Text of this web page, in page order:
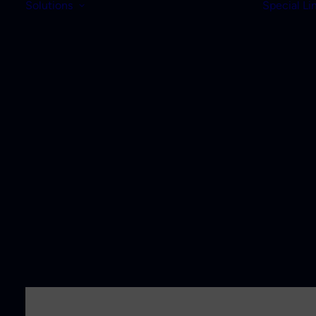
Solutions Special